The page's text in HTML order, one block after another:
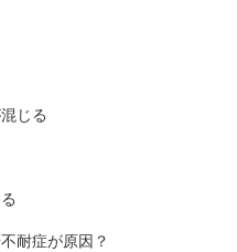
じる
耐症が原因？